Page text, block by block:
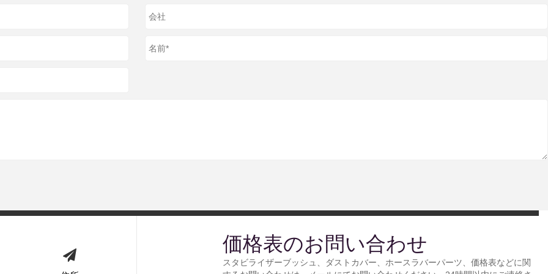
価格表のお問い合わせ
スタビライザーブッシュ、ダストカバー、ホースラバーパーツ、価格表などに関